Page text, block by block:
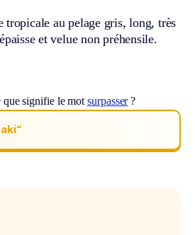
tropicale au pelage gris, long, très
et velue non préhensile.
que signifie le motsurpasser?